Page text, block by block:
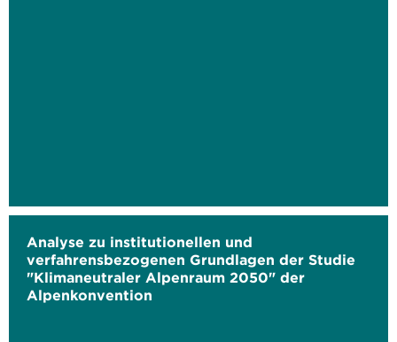
Analyse zu institutionellen und
verfahrensbezogenen Grundlagen der Studie
"Klimaneutraler Alpenraum 2050" der
Alpenkonvention